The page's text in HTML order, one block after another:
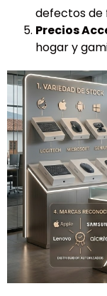
defectos de
Precios
hogar y